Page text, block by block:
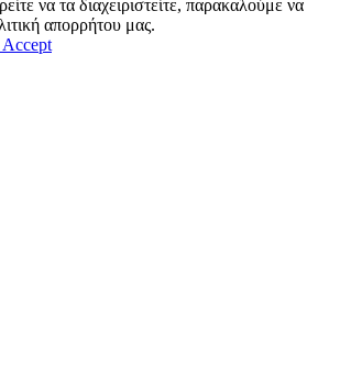
να τα διαχειριστείτε, παρακαλούμε να
απορρήτου μας.
Accept